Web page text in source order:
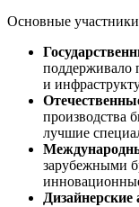
Основные участники
поддерживало
и
производства
лучшие
зарубежными
Дизайнерские